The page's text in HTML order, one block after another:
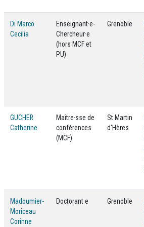
Di Marco
Cecilia
Enseignant·e-
Chercheur·e
(hors MCF et
PU)
Grenoble
GUCHER
Catherine
Maître·sse de
conférences
(MCF)
St Martin
d'Hères
Madoumier-
Moriceau
Corinne
Doctorant·e Grenoble